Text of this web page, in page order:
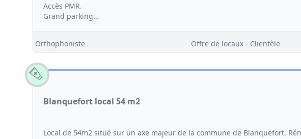
Accès PMR.
Grand parking...
Orthophoniste Offre de locaux - Clientèle
Blanquefort local 54 m2
Local de 54m2 situé sur un axe majeur de la commune de Blanquefort.